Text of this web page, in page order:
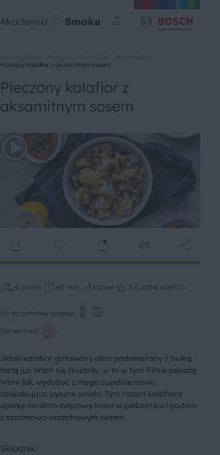
Pieczony kalafior z aksamitnym sosem
Pieczony kalafior z
aksamitnym sosem
4 porcje 45 min Łatwe 5 (Liczba ocen: 1)
Do tej potrawy użyjesz:
Tomek Lach
Jeżeli kalafior gotowany albo podsmażany z bułką
tartą już Wam się znudziły, w to w tym filmie pokażę
Wam jak wydobyć z niego zupełnie nowe,
zaskakująco pyszne smaki. Tym razem kalafiora
upiekę na złoto-brązowy kolor w piekarniku i podam
z sezamowo-orzechowym sosem.
Składniki